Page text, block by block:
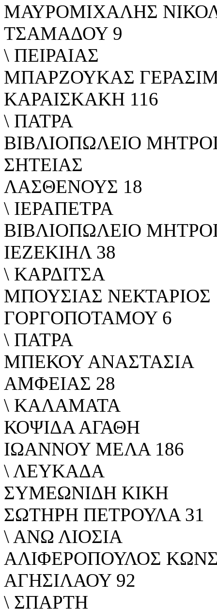
ΜΑΥΡΟΜΙΧΑΛΗΣ
ΤΣΑΜΑΔΟΥ 9
\ ΠΕΙΡΑΙΑΣ
ΜΠΑΡΖΟΥΚΑΣ
ΚΑΡΑΙΣΚΑΚΗ 116
\ ΠΑΤΡΑ
ΒΙΒΛΙΟΠΩΛΕΙΟ
ΣΗΤΕΙΑΣ
ΛΑΣΘΕΝΟΥΣ 18
\ ΙΕΡΑΠΕΤΡΑ
ΒΙΒΛΙΟΠΩΛΕΙΟ
ΙΕΖΕΚΙΗΛ 38
\ ΚΑΡΔΙΤΣΑ
ΜΠΟΥΣΙΑΣ ΝΕΚΤΑΡΙΟΣ
ΓΟΡΓΟΠΟΤΑΜΟΥ 6
\ ΠΑΤΡΑ
ΜΠΕΚΟΥ ΑΝΑΣΤΑΣΙΑ
ΑΜΦΕΙΑΣ 28
\ ΚΑΛΑΜΑΤΑ
ΚΟΨΙΔΑ ΑΓΑΘΗ
ΙΩΑΝΝΟΥ ΜΕΛΑ 186
\ ΛΕΥΚΑΔΑ
ΣΥΜΕΩΝΙΔΗ ΚΙΚΗ
ΣΩΤΗΡΗ ΠΕΤΡΟΥΛΑ 31
\ ΑΝΩ ΛΙΟΣΙΑ
ΑΛΙΦΕΡΟΠΟΥΛΟΣ
ΑΓΗΣΙΛΑΟΥ 92
\ ΣΠΑΡΤΗ